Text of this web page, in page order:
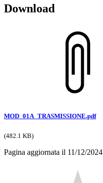
Download
MOD_01A_TRASMISSIONE.pdf
(482.1 KB)
Pagina aggiornata il 11/12/2024